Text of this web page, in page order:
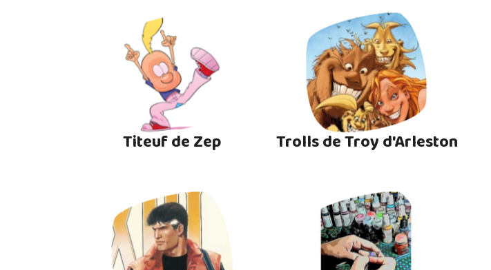
Titeuf de Zep Trolls de Troy d'Arleston